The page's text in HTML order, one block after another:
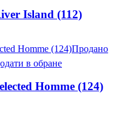
Island (112)
Продано
в обране
Homme (124)